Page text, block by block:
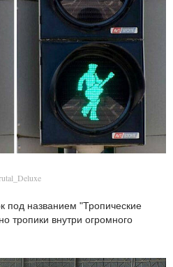
под названием "Тропические
тропики внутри огромного